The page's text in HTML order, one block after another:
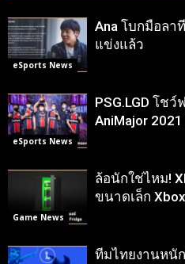
eSports News
Ana โบกมือลา
แข่งแล้ว
eSports News
PSG.LGD โช
AniMajor
Game News
ล้อนักใช่ไหม!
ขนาดเล็ก
ทีมไทยงานหนั